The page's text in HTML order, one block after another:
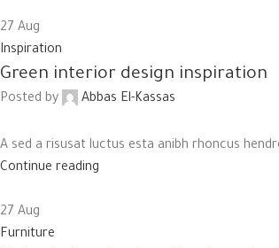
27 Aug
Inspiration
Green interior design inspiration
Posted by Abbas El-Kassas
A sed a risusat luctus esta anibh rhoncus
Continue reading
27 Aug
Furniture